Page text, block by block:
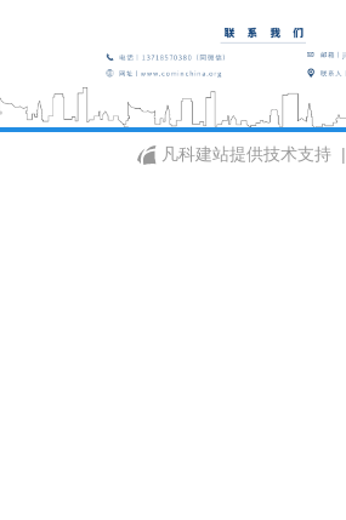
凡科建站提供技术支持 |